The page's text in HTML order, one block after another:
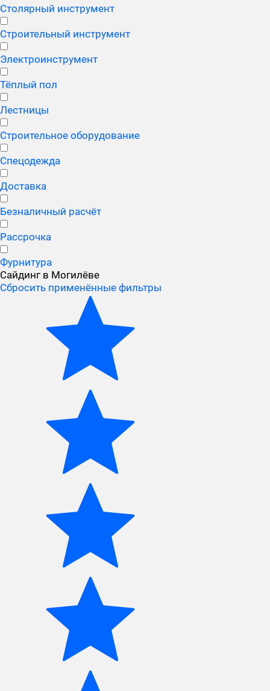
Столярный инструмент
Строительный инструмент
Электроинструмент
Тёплый пол
Лестницы
Строительное оборудование
Спецодежда
Доставка
Безналичный расчёт
Рассрочка
Фурнитура
Сайдинг в Могилёве
Сбросить применённые фильтры